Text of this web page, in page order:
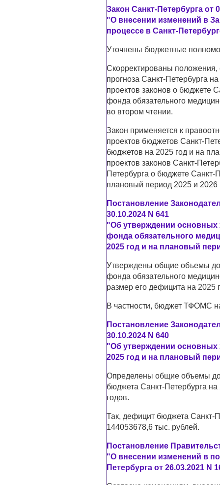
Закон Санкт-Петербурга от
"О внесении изменений в
процессе в Санкт-
Уточнены бюджетные
Скорректированы
прогноза Санкт-Петербурга
проектов законов о бюджете
фонда обязательного
во втором чтении.
Закон применяется к
проектов бюджетов Санкт-
бюджетов на 2025 год и на
проектов законов Санкт-
Петербурга о бюджете
плановый период 2025 и 2026
Постановление
30.10.2024 N 641
"Об утверждении основных
фонда обязательного
2025 год и на плановый
Утверждены общие объемы
фонда обязательного
размер его дефицита на 2025
В частности, бюджет ТФОМС
Постановление
30.10.2024 N 640
"Об утверждении основных
2025 год и на плановый
Определены общие объемы
бюджета Санкт-Петербурга
годов.
Так, дефицит бюджета Санкт-
144053678,6 тыс. рублей.
Постановление
"О внесении изменений в
Петербурга от 26.03.2021 N